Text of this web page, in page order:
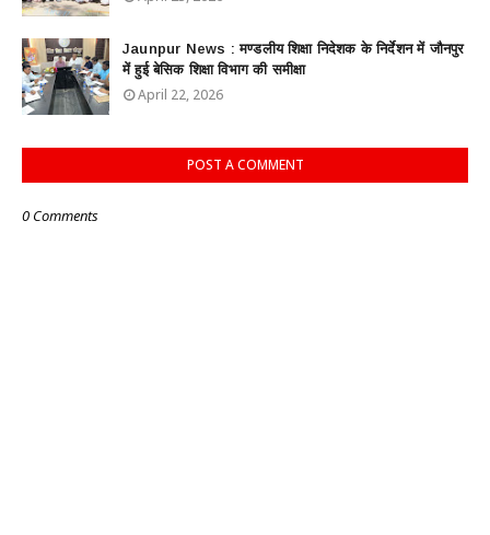
Jaunpur News : ​मण्डलीय शिक्षा निदेशक के निर्देशन में जौनपुर
में हुई बेसिक शिक्षा विभाग की समीक्षा
April 22, 2026
POST A COMMENT
0 Comments